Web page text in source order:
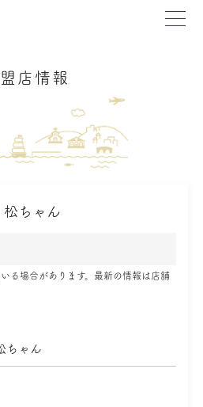
店情報
ちゃん
る場合があります。最新の情報は店舗
ちゃん